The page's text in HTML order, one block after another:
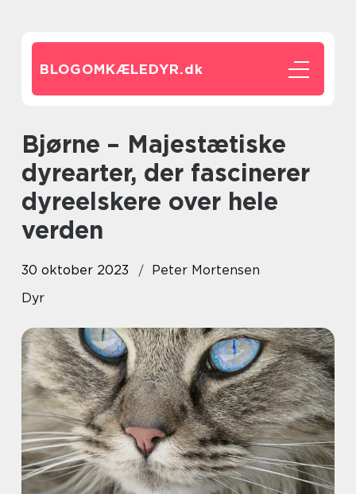
BLOGOMKÆLEDYR.dk
Bjørne – Majestætiske
dyrearter, der fascinerer
dyreelskere over hele
verden
30 oktober 2023
Peter Mortensen
Dyr